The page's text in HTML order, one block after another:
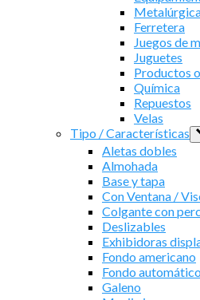
Ferretera
Juegos de
Juguetes
Productos
Química
Repuestos
Velas
Tipo / Características
Aletas dobles
Almohada
Base y tapa
Con Ventana /
Colgante con
Deslizables
Exhibidoras
Fondo americano
Fondo automático
Galeno